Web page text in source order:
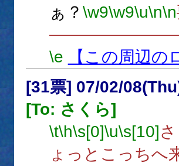
ぁ？ \w9\w9\u\n\n
\e
【この周辺の
[31票] 07/02/
[To: さくら]
\t\h\s[0]\u\s[10]
ょっとこっちへ